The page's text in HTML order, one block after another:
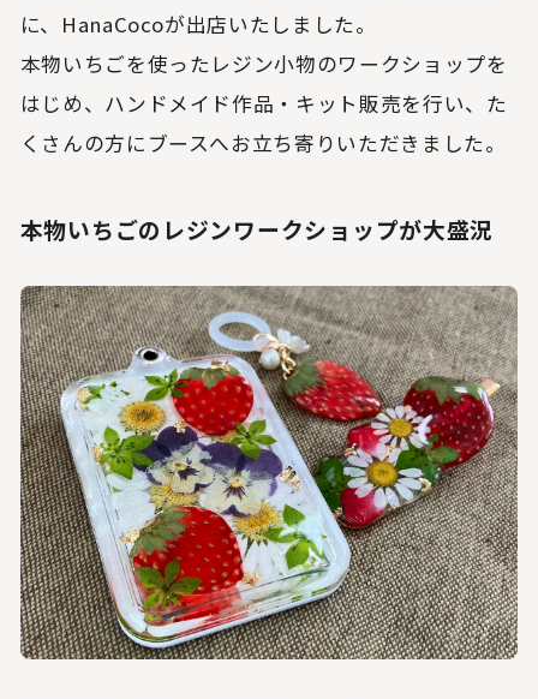
に、HanaCocoが出店いたしました。
本物いちごを使ったレジン小物のワークショップを
はじめ、ハンドメイド作品・キット販売を行い、た
くさんの方にブースへお立ち寄りいただきました。
本物いちごのレジンワークショップが大盛況